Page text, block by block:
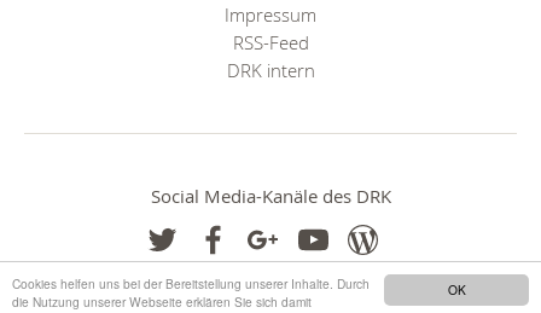
OK
Cookies helfen uns bei der Bereitstellung unserer Inhalte. Durch
die Nutzung unserer Webseite erklären Sie sich damit
Impressum
RSS-Feed
DRK intern
Social Media-Kanäle des DRK